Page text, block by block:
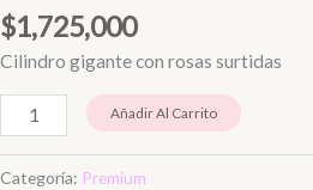
$1,725,000
Cilindro gigante con rosas surtidas
Añadir Al Carrito
Categoría: Premium